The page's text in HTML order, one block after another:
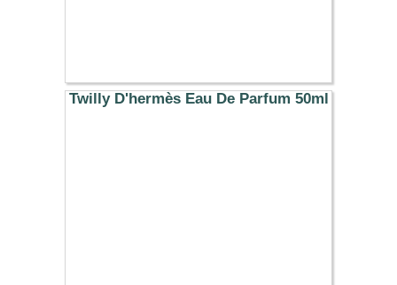
Twilly D'hermès Eau De Parfum 50ml